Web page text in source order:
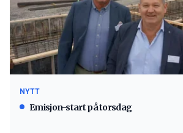
NYTT
Emisjon-start på torsdag